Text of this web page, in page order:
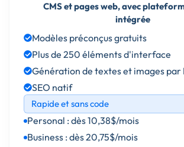
CMS et pages web, avec
intégrée
Modèles préconçus gratuits
Plus de 250 éléments d'interface
Génération de textes et images par
SEO natif
Rapide et sans code
Personal : dès 10,38$/mois
Business : dès 20,75$/mois